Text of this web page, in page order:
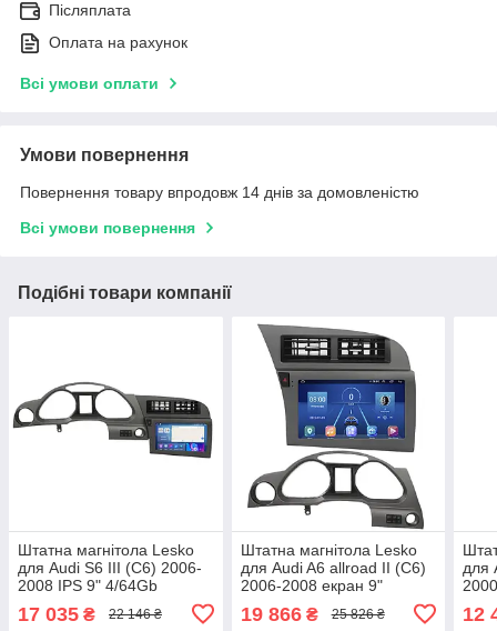
Післяплата
Оплата на рахунок
Всі умови оплати
Умови повернення
Повернення товару впродовж 14 днів за домовленістю
Всі умови повернення
Подібні товари компанії
Штатна магнітола Lesko
для Audi S6 III (C6) 2006-
2008 IPS 9" 4/64Gb
Prime 1 шт.
17 035 ₴ 22 146 ₴
Штатна магнітола Lesko
для Audi A6 allroad II (C6)
2006-2008 екран 9"
6/128Gb 4G Wi-Fi GPS Top
1 шт.
19 866₴ 25 826 ₴
для
12